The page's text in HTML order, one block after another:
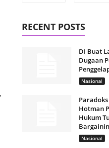
RECENT POSTS
DI Buat
Dugaan
Nasional
Hotman
Hukum
Nasional